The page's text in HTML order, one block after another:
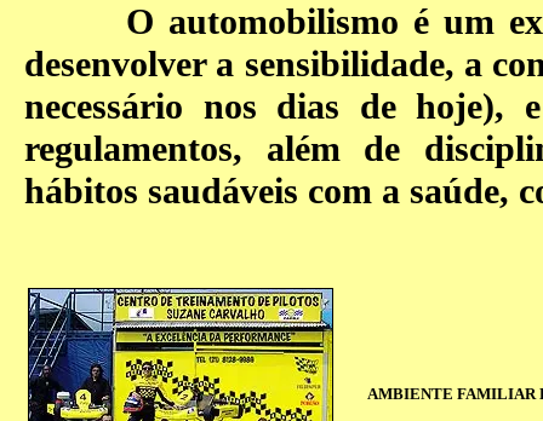
O automobilismo é um
desenvolver a sensibilidade, a
necessário nos dias de hoje),
regulamentos, além de
hábitos saudáveis com a saúde,
AMBIENTE FAMILIAR